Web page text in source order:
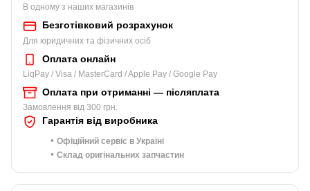
В одному з наших магазинів
Безготівковий розрахунок
Для юридичних та фізичних осіб
Оплата онлайн
LiqPay / Visa / MasterCard / Apple Pay / Google Pay
Оплата при отриманні — післяплата
Замовлення від 300 грн.
Гарантія від виробника
• Офіційний сервіс в Україні
• Склад оригінальних запчастин